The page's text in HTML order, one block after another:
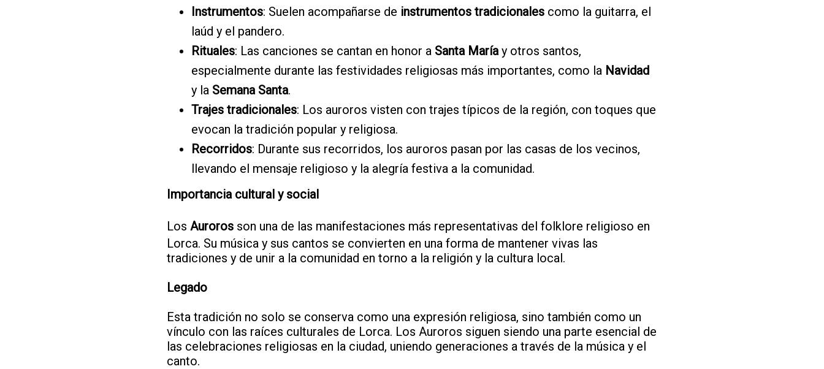
Instrumentos: Suelen acompañarse de instrumentos tradicionales como la guitarra, el
laúd y el pandero.
Rituales: Las canciones se cantan en honor a Santa María y otros santos,
especialmente durante las festividades religiosas más importantes, como la Navidad
y la Semana Santa.
Trajes tradicionales: Los auroros visten con trajes típicos de la región, con toques que
evocan la tradición popular y religiosa.
Recorridos: Durante sus recorridos, los auroros pasan por las casas de los vecinos,
llevando el mensaje religioso y la alegría festiva a la comunidad.
Importancia cultural y social
Los Auroros son una de las manifestaciones más representativas del folklore religioso en
Lorca. Su música y sus cantos se convierten en una forma de mantener vivas las
tradiciones y de unir a la comunidad en torno a la religión y la cultura local.
Legado
Esta tradición no solo se conserva como una expresión religiosa, sino también como un
vínculo con las raíces culturales de Lorca. Los Auroros siguen siendo una parte esencial de
las celebraciones religiosas en la ciudad, uniendo generaciones a través de la música y el
canto.